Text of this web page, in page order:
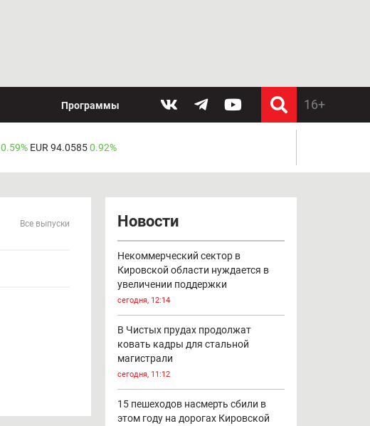
Программы
0.59% EUR 94.05850.92%
Все выпуски Новости
Некоммерческий сектор в
Кировской области нуждается в
увеличении поддержки
сегодня, 12:14
В Чистых прудах продолжат
ковать кадры для стальной
магистрали
сегодня, 11:12
15 пешеходов насмерть сбили в
этом году на дорогах Кировской